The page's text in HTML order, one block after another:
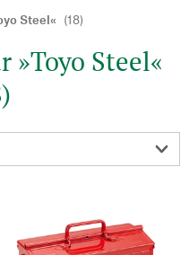
Steel« (18)
»Toyo Steel«